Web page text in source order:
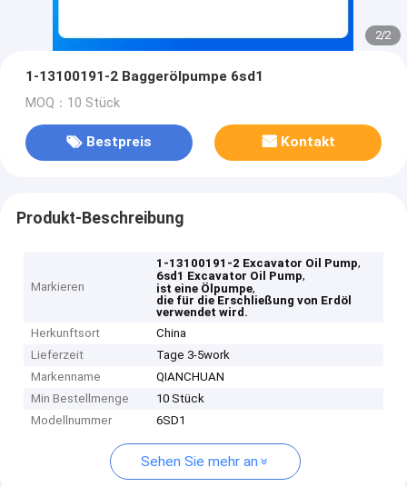
2/2
1-13100191-2 Baggerölpumpe 6sd1
MOQ：10 Stück
Bestpreis Kontakt
Produkt-Beschreibung
Markieren
1-13100191-2 Excavator Oil Pump,
6sd1 Excavator Oil Pump,
ist eine Ölpumpe,
die für die Erschließung von Erdöl
verwendet wird.
Herkunftsort
China
Lieferzeit
Tage 3-5work
Markenname
QIANCHUAN
Min Bestellmenge
10 Stück
Modellnummer
6SD1
Sehen Sie mehr an